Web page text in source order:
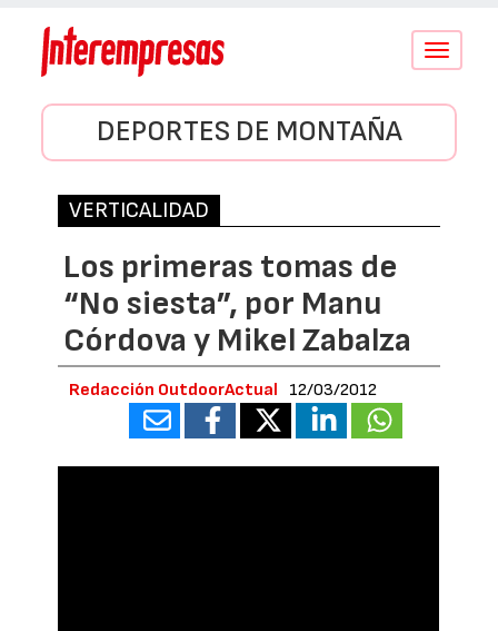
Conmutar
DEPORTES DE MONTAÑA
VERTICALIDAD
Los primeras tomas de
“No siesta”, por Manu
Córdova y Mikel Zabalza
Redacción OutdoorActual 12/03/2012